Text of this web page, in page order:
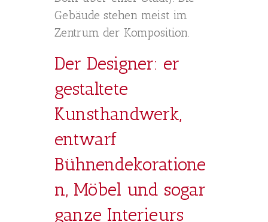
Gebäude stehen meist im
Zentrum der Komposition.
Der Designer: er
gestaltete
Kunsthandwerk,
entwarf
Bühnendekoratione
n, Möbel und sogar
ganze Interieurs